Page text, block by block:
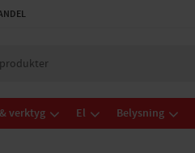
verktyg El Belysning